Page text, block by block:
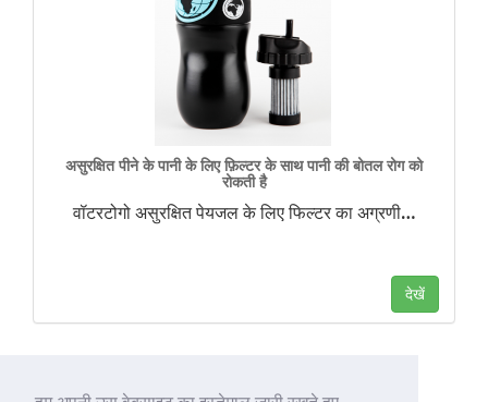
असुरक्षित पीने के पानी के लिए फ़िल्टर के साथ पानी की बोतल रोग को
रोकती है
वॉटरटोगो असुरक्षित पेयजल के लिए फिल्टर का अग्रणी…
देखें